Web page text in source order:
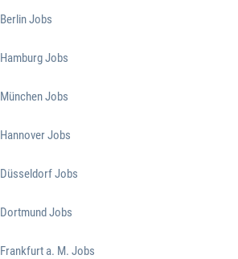
Berlin Jobs
Hamburg Jobs
München Jobs
Hannover Jobs
Düsseldorf Jobs
Dortmund Jobs
Frankfurt a. M. Jobs